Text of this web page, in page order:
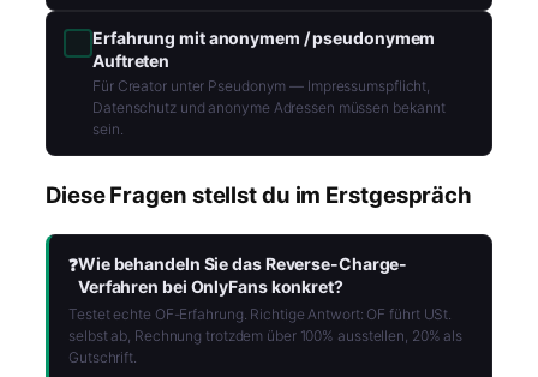
Erfahrung mit anonymem / pseudonymem
Auftreten
Für Creator unter Pseudonym — Impressumspflicht,
Datenschutz und anonyme Adressen müssen bekannt
sein.
Diese Fragen stellst du im Erstgespräch
Wie behandeln Sie das Reverse-Charge-
Verfahren bei OnlyFans konkret?
Testet echte OF-Erfahrung. Richtige Antwort: OF führt USt.
selbst ab, Rechnung trotzdem über 100% ausstellen, 20% als
Gutschrift.